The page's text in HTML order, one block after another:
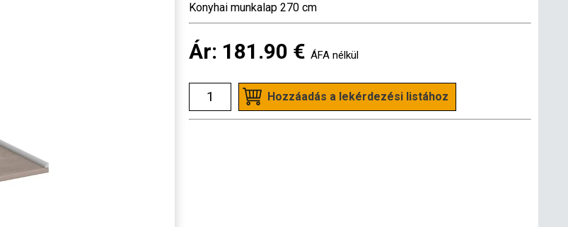
Konyhai munkalap 270 cm
Ár: 181.90 € ÁFA nélkül
Hozzáadás a lekérdezési listához